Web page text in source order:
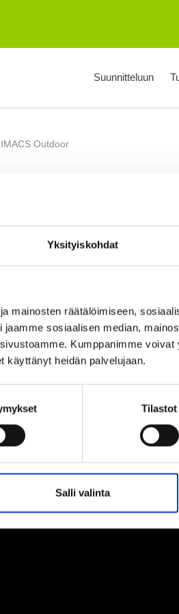
Yksityiskohdat
mainosten räätälöimiseen,
sosiaalisen median,
Kumppanimme
käyttänyt heidän palvelujaan.
Tilastot
Salli valinta
Suunnitteluun
Outdoor